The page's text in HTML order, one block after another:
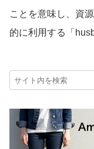
ことを意味し、資
的に利用する「